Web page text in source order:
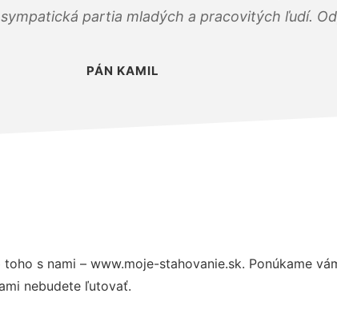
partia mladých a pracovitých ľudí.
PÁN KAMIL
s nami – www.moje-stahovanie.sk. Ponúkame
nebudete ľutovať.